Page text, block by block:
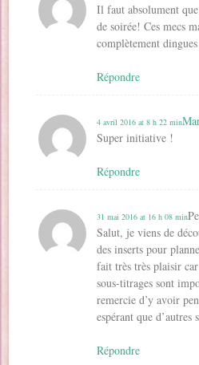
Il faut absolument
de soirée! Ces mecs
complètement
Répondre
4 avril 2016 at 8 h 22 min
Super initiative !
Répondre
31 mai 2016 at 16 h 08 min
Salut, je viens de
des inserts pour
fait très très plaisir
sous-titrages sont
remercie d’y avoir
espérant que
Répondre